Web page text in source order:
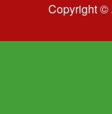
Copyright ©